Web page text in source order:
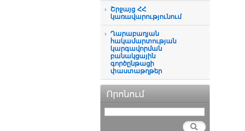
Շրջայց ՀՀ
կառավարությունում
Ղարաբաղյան
հակամարտության
կարգավորման
բանակցային
գործընթացի
փաստաթղթեր
Որոնում